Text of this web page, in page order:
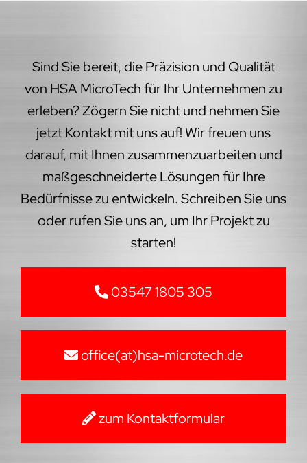
Sind Sie bereit, die Präzision und Qualität
von HSA MicroTech für Ihr Unternehmen zu
erleben? Zögern Sie nicht und nehmen Sie
jetzt Kontakt mit uns auf! Wir freuen uns
darauf, mit Ihnen zusammenzuarbeiten und
maßgeschneiderte Lösungen für Ihre
Bedürfnisse zu entwickeln. Schreiben Sie uns
oder rufen Sie uns an, um Ihr Projekt zu
starten!
03547 1805 305
office(at)hsa-microtech.de
zum Kontaktformular